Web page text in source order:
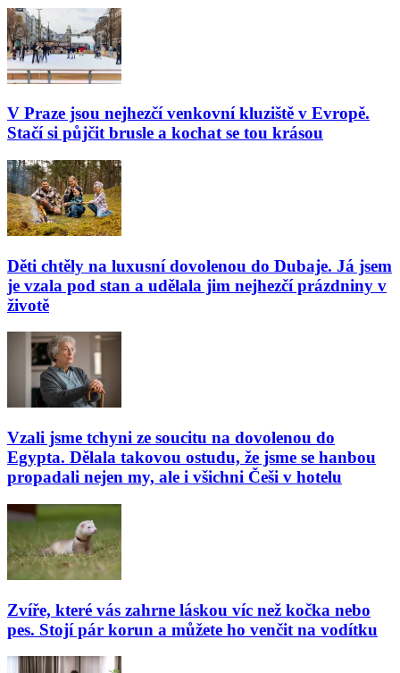
V Praze jsou nejhezčí venkovní kluziště v Evropě.
Stačí si půjčit brusle a kochat se tou krásou
Děti chtěly na luxusní dovolenou do Dubaje. Já jsem
je vzala pod stan a udělala jim nejhezčí prázdniny v
životě
Vzali jsme tchyni ze soucitu na dovolenou do
Egypta. Dělala takovou ostudu, že jsme se hanbou
propadali nejen my, ale i všichni Češi v hotelu
Zvíře, které vás zahrne láskou víc než kočka nebo
pes. Stojí pár korun a můžete ho venčit na vodítku